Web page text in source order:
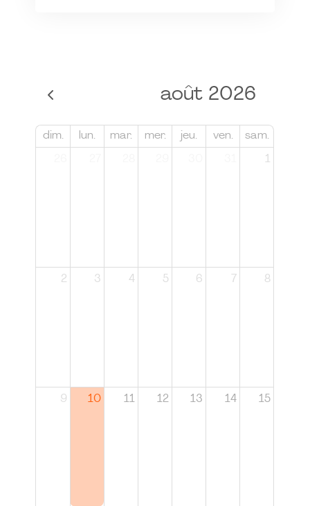
août 2026
dim. lun. mar. mer. jeu. ven. sam.
1
2 3 4 5 6 7 8
9 10 11 12 13 14 15